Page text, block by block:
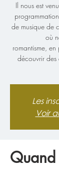
Il nous est
de musique de
où
romantisme,
découvrir des
Les
Voir